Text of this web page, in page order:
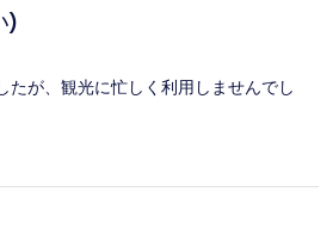
)
たが、観光に忙しく利用しませんでし